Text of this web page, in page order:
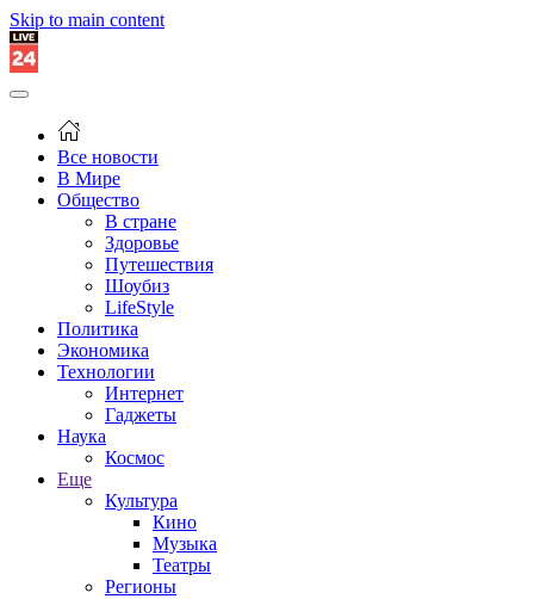
Skip to main content
Все новости
В Мире
Общество
В стране
Здоровье
Путешествия
Шоубиз
LifeStyle
Политика
Экономика
Технологии
Интернет
Гаджеты
Наука
Космос
Еще
Культура
Кино
Музыка
Театры
Регионы